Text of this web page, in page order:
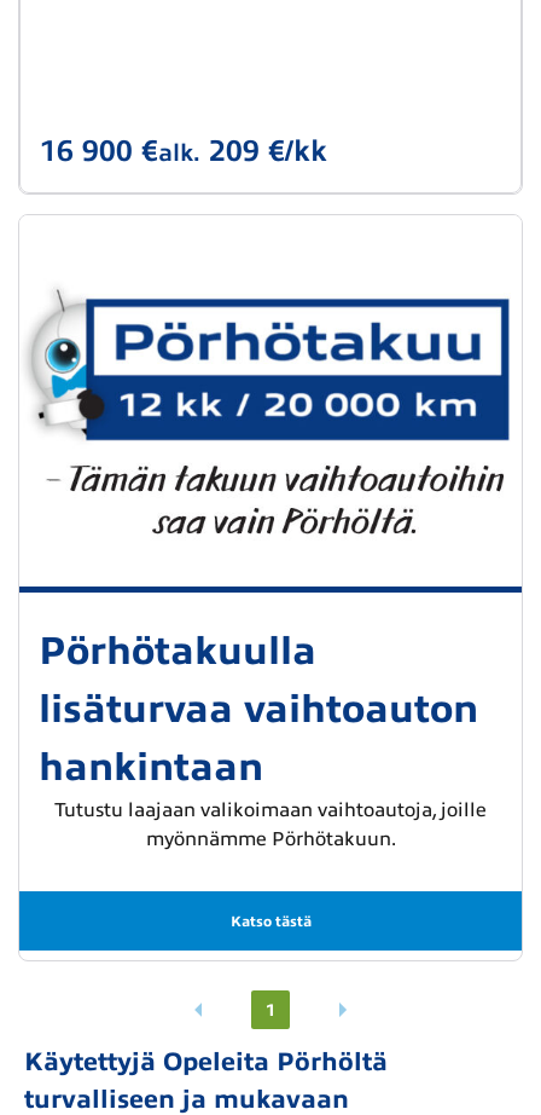
16 900 €alk. 209 €/kk
Pörhötakuulla
lisäturvaa vaihtoauton
hankintaan
Tutustu laajaan valikoimaan vaihtoautoja, joille
myönnämme Pörhötakuun.
Katso tästä
1
Käytettyjä Opeleita Pörhöltä
turvalliseen ja mukavaan